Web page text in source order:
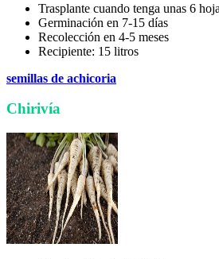
Trasplante cuando tenga unas 6
Germinación en 7-15 días
Recolección en 4-5 meses
Recipiente: 15 litros
semillas de achicoria
Chirivía